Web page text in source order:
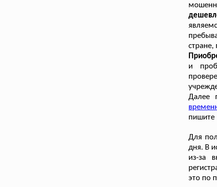
и
Далее
пишите
Для
дня. В
из-за
это по